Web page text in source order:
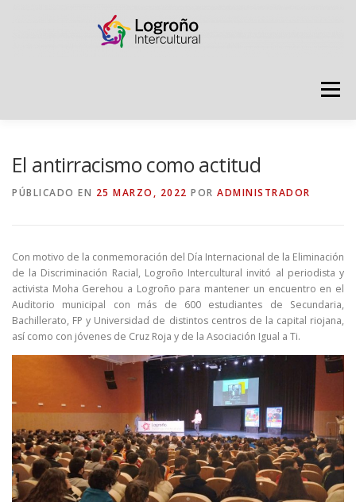
Menú
GRADÚATE EN CONVIVENCIA CAMPAÑAS
RECURSOS PUNTO DE ACOGIDA
El antirracismo como actitud
PÚBLICADO EN 25 MARZO, 2022 POR ADMINISTRADOR
Con motivo de la conmemoración del Día Internacional de la Eliminación
de la Discriminación Racial, Logroño Intercultural invitó al periodista y
activista Moha Gerehou a Logroño para mantener un encuentro en el
Auditorio municipal con más de 600 estudiantes de Secundaria,
Bachillerato, FP y Universidad de distintos centros de la capital riojana,
así como con jóvenes de Cruz Roja y de la Asociación Igual a Ti.